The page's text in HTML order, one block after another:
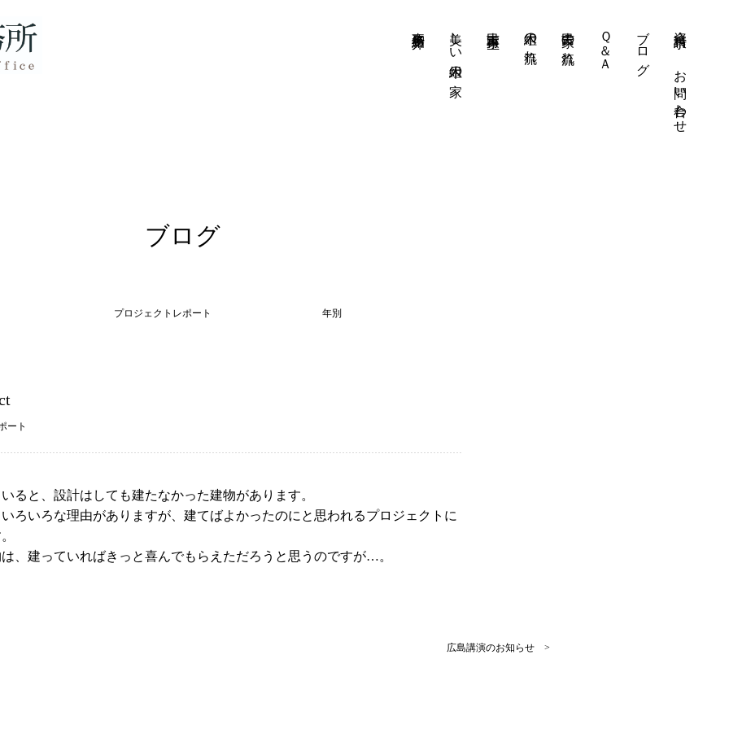
美しい木組の家 木組の流れ 古民家の流れ Ｑ＆Ａ ブログ
お問い合わせ
ブログ
プロジェクトレポート 年別
ート
ると、設計はしても建たなかった建物があります。
ろいろな理由がありますが、建てばよかったのにと思われるプロジェクトに
、建っていればきっと喜んでもらえただろうと思うのですが…。
広島講演のお知らせ >